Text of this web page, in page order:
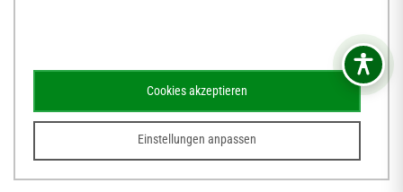
Schematismus Amtsblatt
© 2026Webdesign für Jena von der DATA HORIZON Digitalagentur
Einstellungen anpassen
Cookies akzeptieren